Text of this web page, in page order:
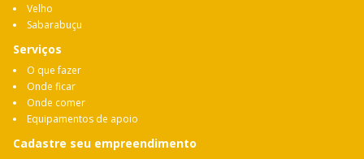
Velho
Sabarabuçu
Serviços
O que fazer
Onde ficar
Onde comer
Equipamentos de apoio
Cadastre seu empreendimento